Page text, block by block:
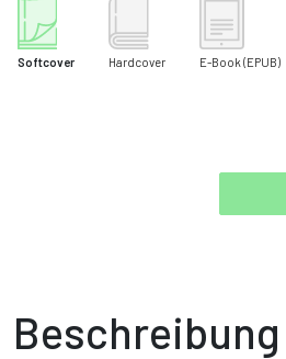
Softcover Hardcover E-Book (EPUB)
Beschreibung